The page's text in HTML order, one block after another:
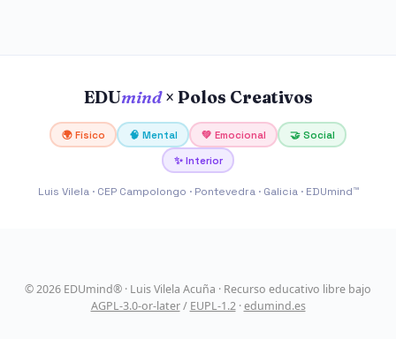
EDUmind× Polos Creativos
🌍 Físico 🧠 Mental 💚 Emocional 🤝 Social
✨ Interior
Luis Vilela · CEP Campolongo · Pontevedra · Galicia · EDUmind™
© 2026 EDUmind® · Luis Vilela Acuña · Recurso educativo libre bajo
AGPL-3.0-or-later/ EUPL-1.2·edumind.es